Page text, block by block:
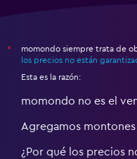
*
momondo siempre trata de
los precios no están
Esta es la razón:
momondo no es el
Agregamos
¿Por qué los precios